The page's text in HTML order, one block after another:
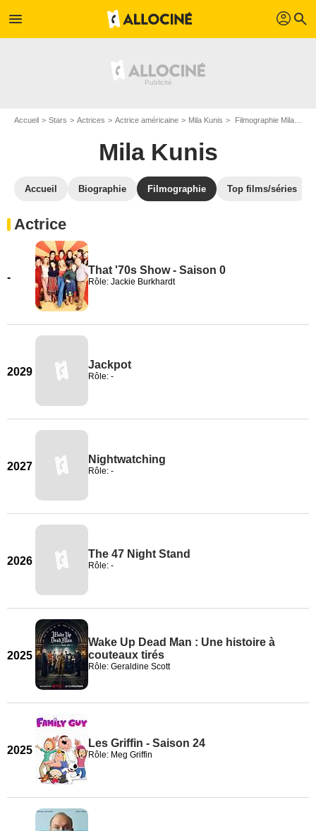
menu profil search
Accueil Stars Actrices Actrice américaine Mila Kunis Filmographie Mila Kunis
Mila Kunis
Accueil Biographie Filmographie Top films/séries
Actrice
-
That '70s Show - Saison 0
Rôle: Jackie Burkhardt
2029
Jackpot
Rôle: -
2027
Nightwatching
Rôle: -
2026
The 47 Night Stand
Rôle: -
2025
Wake Up Dead Man : Une histoire à
couteaux tirés
Rôle: Geraldine Scott
2025
Les Griffin - Saison 24
Rôle: Meg Griffin